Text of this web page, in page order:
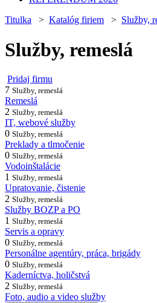
Titulka > Katalóg firiem > Služby,
Služby, remeslá
Pridaj firmu
7 Služby, remeslá
Remeslá
2 Služby, remeslá
IT, webové služby
0 Služby, remeslá
Preklady a tlmočenie
0 Služby, remeslá
Vodoinštalácie
1 Služby, remeslá
Upratovanie, čistenie
2 Služby, remeslá
Služby BOZP a PO
1 Služby, remeslá
Servis a opravy
0 Služby, remeslá
Personálne agentúry, práca, brigády
0 Služby, remeslá
Kaderníctva, holičstvá
2 Služby, remeslá
Foto, audio a video služby